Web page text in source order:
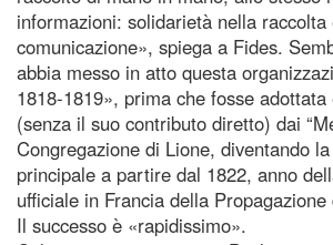
informazioni: solidarietà nella raccolta
comunicazione», spiega a Fides.
abbia messo in atto questa
1818-1819», prima che fosse
(senza il suo contributo diretto) dai
Congregazione di Lione, diventando
principale a partire dal 1822, anno
ufficiale in Francia della Propagazione
Il successo è «rapidissimo».